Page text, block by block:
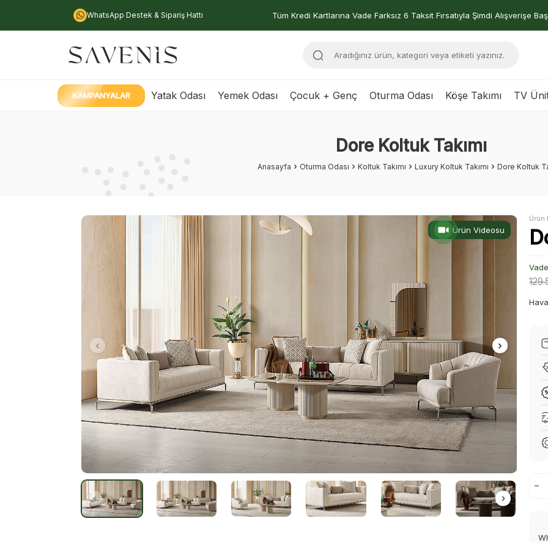
WhatsApp Destek & Sipariş Hattı Tüm Kredi Kartlarına Vade Farksız 6 Taksit Fırsatıyla Şimdi Alışverişe
KAMPANYALAR Yatak Odası Yemek Odası Çocuk + Genç Oturma Odası Köşe Takımı TV
Dore Koltuk Takımı
Anasayfa Oturma Odası Koltuk Takımı Luxury Koltuk Takımı Dore Koltuk
Ürün Videosu
Ürün